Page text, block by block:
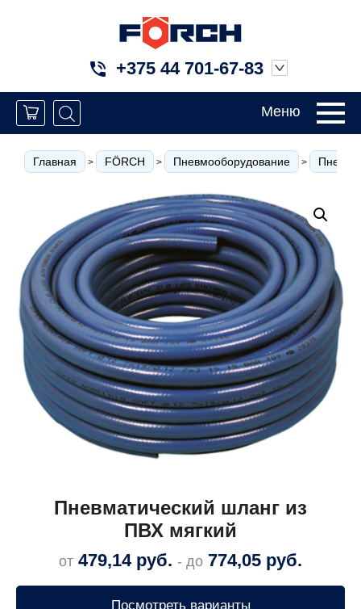
+375 44 701-67-83
Меню
Главная > FÖRCH > Пневмооборудование >
Пневматический шланг из
ПВХ мягкий
от 479,14 руб. - до 774,05 руб.
Посмотреть варианты